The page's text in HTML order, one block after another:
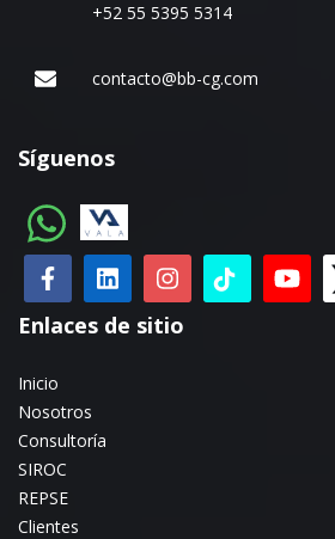
+52 55 5395 5314
contacto@bb-cg.com
Síguenos
Enlaces de sitio
Inicio
Nosotros
Consultoría
SIROC
REPSE
Clientes